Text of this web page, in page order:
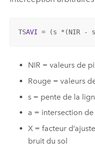
TSAVI = (s *(NIR -
NIR = valeurs de
Rouge = valeurs
s = pente de la
a = intersection de
X = facteur
bruit du sol